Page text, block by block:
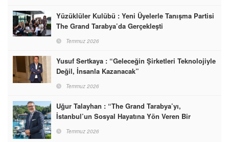
Yüzüklüler Kulübü : Yeni Üyelerle Tanışma Partisi
The Grand Tarabya’da Gerçekleşti
Temmuz 2026
Yusuf Sertkaya : “Geleceğin Şirketleri Teknolojiyle
Değil, İnsanla Kazanacak”
Temmuz 2026
Uğur Talayhan : “The Grand Tarabya’yı,
İstanbul’un Sosyal Hayatına Yön Veren Bir
Destinasyon Haline Getirmeyi Hedefliyorum”
Temmuz 2026